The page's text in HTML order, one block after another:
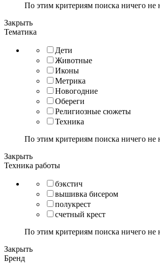
По этим критериям поиска ничего не
Закрыть
Тематика
Дети
Животные
Иконы
Метрика
Новогодние
Обереги
Религиозные сюжеты
Техника
По этим критериям поиска ничего не
Закрыть
Техника работы
бэкстич
вышивка бисером
полукрест
счетный крест
По этим критериям поиска ничего не
Закрыть
Бренд